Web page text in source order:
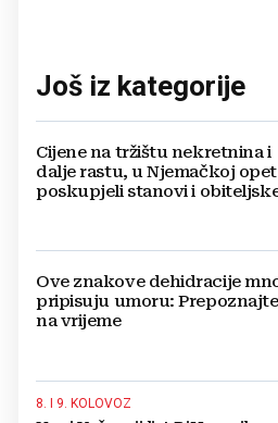
Još iz kategorije
Cijene na tržištu nekretnina i
dalje rastu, u Njemačkoj opet
poskupjeli stanovi i
Ove znakove dehidracije
pripisuju umoru:
na vrijeme
8. I 9. KOLOVOZ